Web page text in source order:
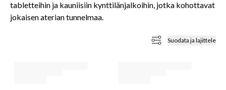
tabletteihin ja kauniisiin kynttilänjalkoihin, jotka kohottavat
jokaisen aterian tunnelmaa.
Suodata ja lajittele